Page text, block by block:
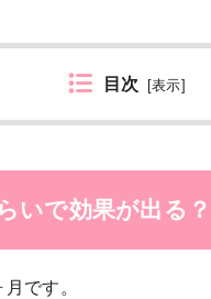
目次 [表示
いで効果が出る？
です。